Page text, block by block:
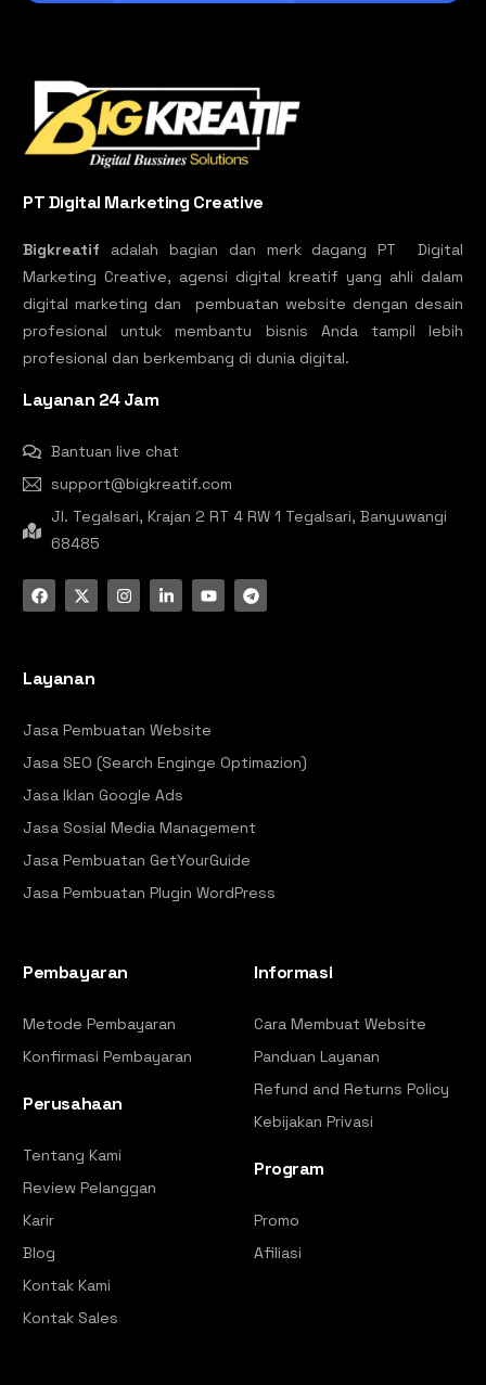
PT Digital Marketing Creative
Bigkreatif adalah bagian dan merk dagang PT Digital
Marketing Creative, agensi digital kreatif yang ahli dalam
digital marketing dan pembuatan website dengan desain
profesional untuk membantu bisnis Anda tampil lebih
profesional dan berkembang di dunia digital.
Layanan 24 Jam
Bantuan live chat
support@bigkreatif.com
Jl. Tegalsari, Krajan 2 RT 4 RW 1 Tegalsari, Banyuwangi
68485
Layanan
Jasa Pembuatan Website
Jasa SEO (Search Enginge Optimazion)
Jasa Iklan Google Ads
Jasa Sosial Media Management
Jasa Pembuatan GetYourGuide
Jasa Pembuatan Plugin WordPress
Pembayaran
Metode Pembayaran
Konfirmasi Pembayaran
Perusahaan
Tentang Kami
Review Pelanggan
Karir
Blog
Kontak Kami
Kontak Sales
Informasi
Cara Membuat Website
Panduan Layanan
Refund and Returns Policy
Kebijakan Privasi
Program
Promo
Afiliasi